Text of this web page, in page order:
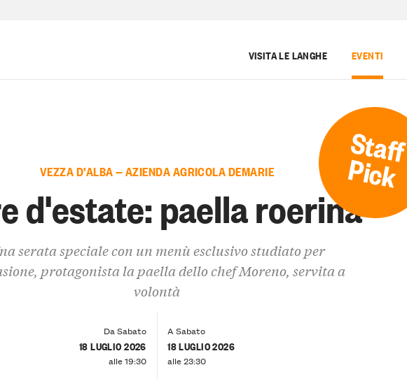
VISITA LE LANGHE EVENTI
Staff
Pick
VEZZA D’ALBA — AZIENDA AGRICOLA DEMARIE
d'estate: paella roerina
serata speciale con un menù esclusivo studiato per
protagonista la paella dello chef Moreno, servita a
volontà
Da Sabato
18 LUGLIO 2026
alle 19:30
A Sabato
18 LUGLIO 2026
alle 23:30